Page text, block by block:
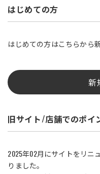
はじめての方
はじめての方はこちらから
新
旧サイト/店舗でのポイ
2025年02月にサイトをリニ
りました。